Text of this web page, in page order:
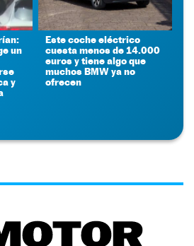
un
y
Este coche eléctrico
cuesta menos de 14.000
euros y tiene algo que
muchos BMW ya no
ofrecen